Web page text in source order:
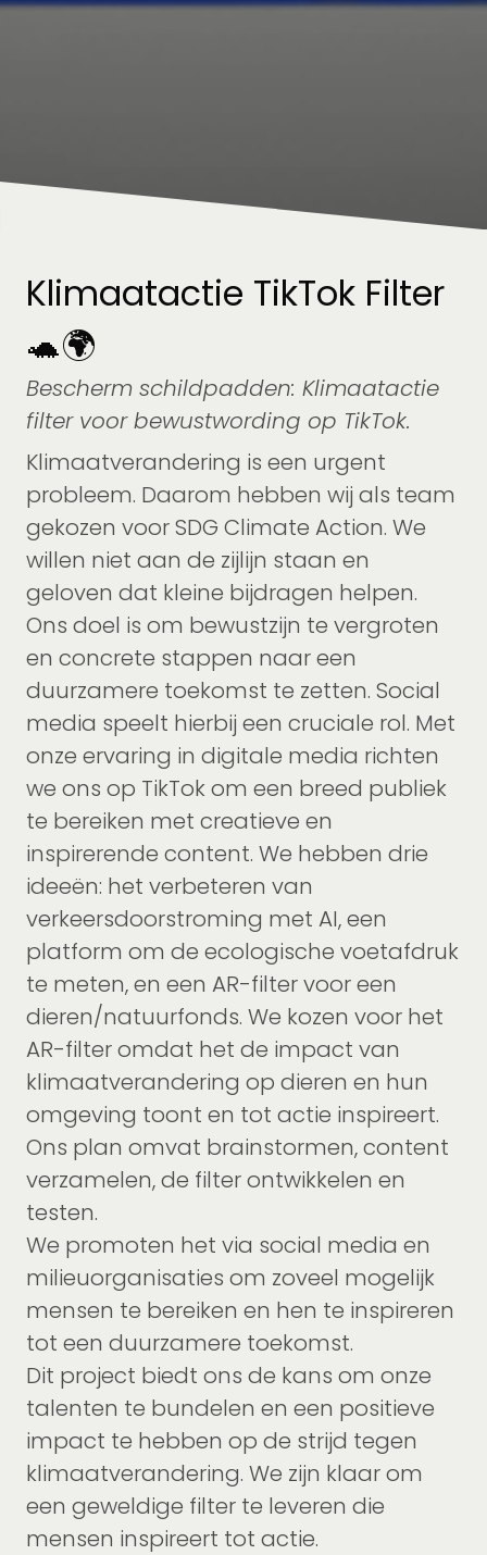
Klimaatactie TikTok Filter
🐢🌍
Bescherm schildpadden: Klimaatactie
filter voor bewustwording op TikTok.
Klimaatverandering is een urgent
probleem. Daarom hebben wij als team
gekozen voor SDG Climate Action. We
willen niet aan de zijlijn staan en
geloven dat kleine bijdragen helpen.
Ons doel is om bewustzijn te vergroten
en concrete stappen naar een
duurzamere toekomst te zetten. Social
media speelt hierbij een cruciale rol. Met
onze ervaring in digitale media richten
we ons op TikTok om een breed publiek
te bereiken met creatieve en
inspirerende content. We hebben drie
ideeën: het verbeteren van
verkeersdoorstroming met AI, een
platform om de ecologische voetafdruk
te meten, en een AR-filter voor een
dieren/natuurfonds. We kozen voor het
AR-filter omdat het de impact van
klimaatverandering op dieren en hun
omgeving toont en tot actie inspireert.
Ons plan omvat brainstormen, content
verzamelen, de filter ontwikkelen en
testen.
We promoten het via social media en
milieuorganisaties om zoveel mogelijk
mensen te bereiken en hen te inspireren
tot een duurzamere toekomst.
Dit project biedt ons de kans om onze
talenten te bundelen en een positieve
impact te hebben op de strijd tegen
klimaatverandering. We zijn klaar om
een geweldige filter te leveren die
mensen inspireert tot actie.